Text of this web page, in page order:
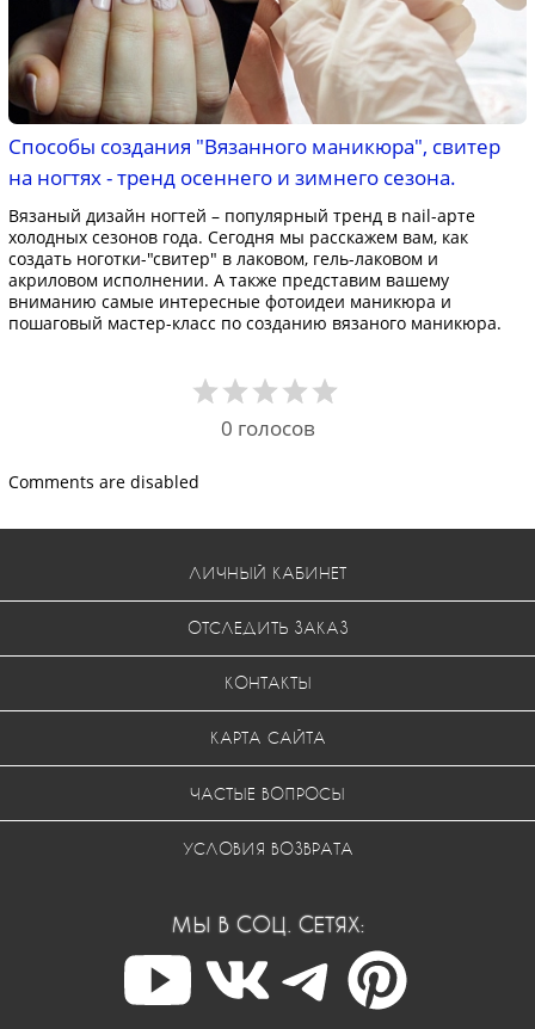
Способы создания "Вязанного маникюра", свитер
на ногтях - тренд осеннего и зимнего сезона.
Вязаный дизайн ногтей – популярный тренд в nail-арте
холодных сезонов года. Сегодня мы расскажем вам, как
создать ноготки-"свитер" в лаковом, гель-лаковом и
акриловом исполнении. А также представим вашему
вниманию самые интересные фотоидеи маникюра и
пошаговый мастер-класс по созданию вязаного маникюра.
0 голосов
Comments are disabled
ЛИЧНЫЙ КАБИНЕТ
ОТСЛЕДИТЬ ЗАКАЗ
КОНТАКТЫ
КАРТА САЙТА
ЧАСТЫЕ ВОПРОСЫ
УСЛОВИЯ ВОЗВРАТА
МЫ В СОЦ. СЕТЯХ: